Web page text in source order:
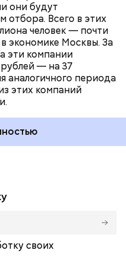
они будут
отбора. Всего в этих
человек — почти
экономике Москвы. За
эти компании
— на 37
аналогичного периода
этих компаний
своих